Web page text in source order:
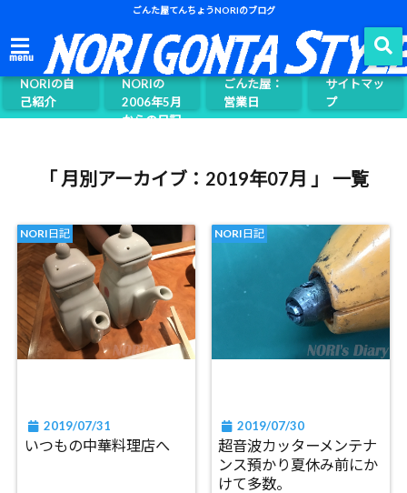
ごんた屋てんちょうNORIのブログ
menu
NORIの自
己紹介
ごんた屋て
んちょう
NORIの
2006年5月
からの日記
ごんた屋：
営業日
サイトマッ
プ
「 月別アーカイブ：2019年07月 」 一覧
NORI日記
2019/07/31
いつもの中華料理店へ
NORI日記
2019/07/30
超音波カッターメンテナ
ンス預かり夏休み前にか
けて多数。